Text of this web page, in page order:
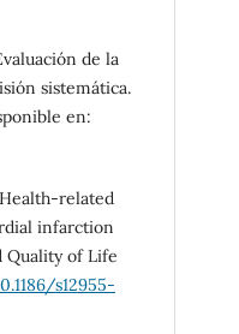
de la
sistemática.
en:
Health-related
infarction
Quality of Life
s12955-